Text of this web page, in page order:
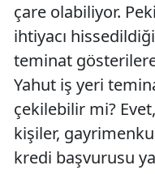
çare olabiliyor.
ihtiyacı
teminat
Yahut iş yeri
çekilebilir mi?
kişiler,
kredi başvurusu